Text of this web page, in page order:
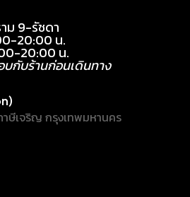
าม 9-รัชดา
20:00 น.
20:00 น.
กับร้านก่อนเดินทาง
ษีเจริญ กรุงเทพมหานคร